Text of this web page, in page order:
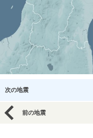
次の地震
前の地震